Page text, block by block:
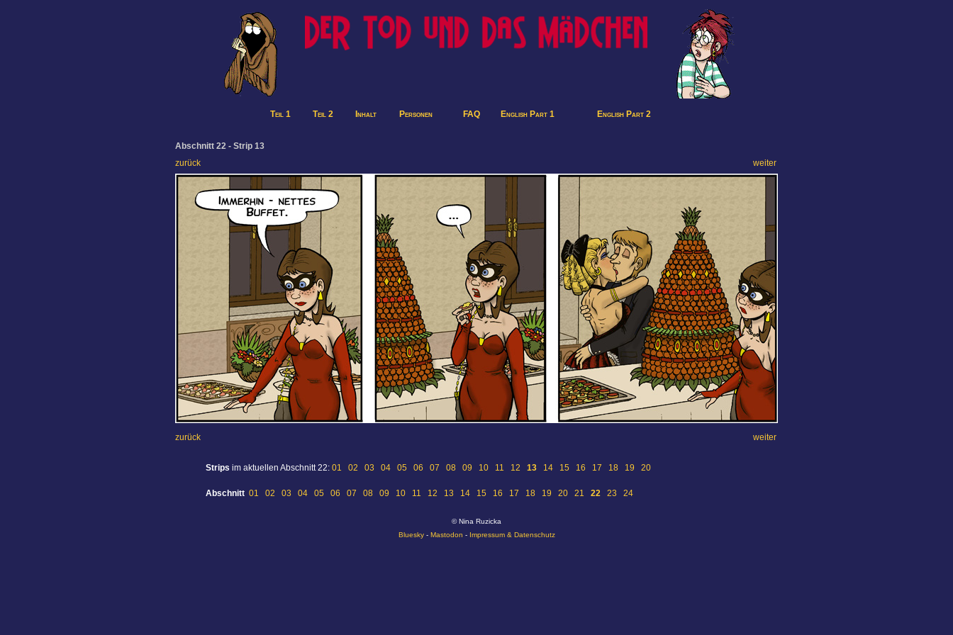
Teil 1 Teil 2 Inhalt Personen FAQ English Part 1 English Part 2
Abschnitt 22 - Strip 13
zurück
weiter
zurück weiter
Strips im aktuellen Abschnitt 22: 01 02 03 04 05 06 07 08 09 10 11 12 13 14 15 16 17 18 19 20
Abschnitt 01 02 03 04 05 06 07 08 09 10 11 12 13 14 15 16 17 18 19 20 21 22 23 24
© Nina Ruzicka
Bluesky- Mastodon - Impressum & Datenschutz